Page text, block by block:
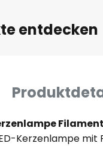
entdecken
Kerzenlampe